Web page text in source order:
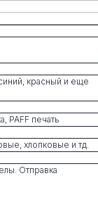
красный и еще
PAFF печать
хлопковые и тд.
Отправка